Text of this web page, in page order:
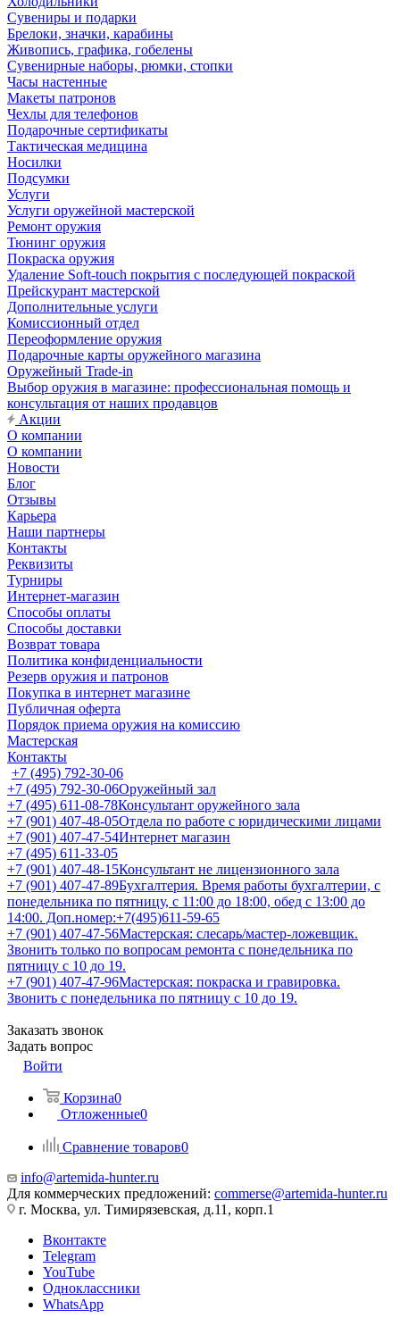
Сувениры и подарки
Брелоки, значки, карабины
Живопись, графика, гобелены
Сувенирные наборы, рюмки, стопки
Часы настенные
Макеты патронов
Чехлы для телефонов
Подарочные сертификаты
Тактическая медицина
Носилки
Подсумки
Услуги
Услуги оружейной мастерской
Ремонт оружия
Тюнинг оружия
Покраска оружия
Удаление Soft-touch покрытия с последующей покраской
Прейскурант мастерской
Дополнительные услуги
Комиссионный отдел
Переоформление оружия
Подарочные карты оружейного магазина
Оружейный Trade-in
Выбор оружия в магазине: профессиональная помощь и
консультация от наших продавцов
Акции
О компании
О компании
Новости
Блог
Отзывы
Карьера
Наши партнеры
Контакты
Реквизиты
Турниры
Интернет-магазин
Способы оплаты
Способы доставки
Возврат товара
Политика конфиденциальности
Резерв оружия и патронов
Покупка в интернет магазине
Публичная оферта
Порядок приема оружия на комиссию
Мастерская
Контакты
+7 (495) 792-30-06
+7 (495) 792-30-06Оружейный зал
+7 (495) 611-08-78Консультант оружейного зала
+7 (901) 407-48-05Отдела по работе с юридическими лицами
+7 (901) 407-47-54Интернет магазин
+7 (495) 611-33-05
+7 (901) 407-48-15Консультант не лицензионного зала
+7 (901) 407-47-89Бухгалтерия. Время работы бухгалтерии, с
понедельника по пятницу, с 11:00 до 18:00, обед с 13:00 до
14:00. Доп.номер:+7(495)611-59-65
+7 (901) 407-47-56Мастерская: слесарь/мастер-ложевщик.
Звонить только по вопросам ремонта с понедельника по
пятницу с 10 до 19.
+7 (901) 407-47-96Мастерская: покраска и гравировка.
Звонить с понедельника по пятницу с 10 до 19.
Заказать звонок
Задать вопрос
Войти
Корзина0
Отложенные0
Сравнение товаров0
info@artemida-hunter.ru
Для коммерческих предложений: commerse@artemida-hunter.ru
г. Москва, ул. Тимирязевская, д.11, корп.1
Вконтакте
Telegram
YouTube
Одноклассники
WhatsApp